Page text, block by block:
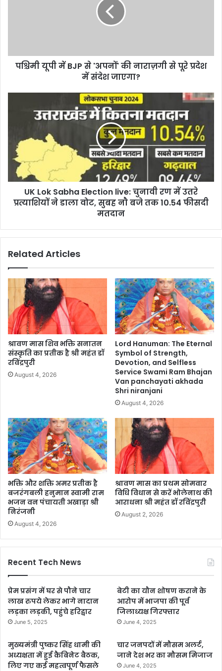
पश्चिमी यूपी में BJP से 'अपनों' की नाराज़गी से पूरे प्रदेश
में संदेश जाएगा?
UK Lok Sabha Election live: चुनावी रण में उतरे
प्रत्याशियों ने डाला वोट, सुबह नाै बजे तक 10.54 फीसदी
मतदान
Related Articles
श्रावण मास शिव भक्ति सनातन
संस्कृति का प्रतीक है श्री महंत डॉ
रविंद्रपुरी
August 4, 2026
Lord Hanuman: The Eternal
Symbol of Strength,
Devotion, and Selfless
Service Swami Ram Bhajan
Van panchayati akhada
Shri niranjani
August 4, 2026
भक्ति और शक्ति अमर प्रतीक है
बजरंगबली हनुमान स्वामी राम
भजन वन पंचायती अखाड़ा श्री
निरंजनी
August 4, 2026
श्रावण मास का प्रथम सोमवार
विधि विधान से करें भोलेनाथ की
आराधना श्री महंत डॉ रविंद्रपुरी
August 2, 2026
Recent Tech News
प्रेम प्रसंग में घर से पौने चार
लाख रुपये लेकर भागे नादान
लड़का लड़की, पहुंचे हरिद्वार
June 5, 2025
बेटी का यौन शोषण कराने के
आरोप में भाजपा की पूर्व
जिलाध्यक्ष गिरफ्तार
June 4, 2025
मुख्यमंत्री पुष्कर सिंह धामी की
अध्यक्षता में हुई कैबिनेट बैठक,
लिए गए कई महत्वपूर्ण फैसले
चार जनपदों में मौसम अलर्ट,
जाने देश भर का मौसम मिजाज
June 4, 2025